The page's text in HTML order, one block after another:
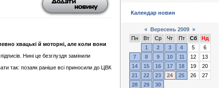
хвацькі й моторні, але коли вони
Нині це безглуздя замінили
так: позаяк раніше всі приносили до ЦВК
Календар новин
« Вересень 2009 »
Пн
Вт Ср Чт Пт Сб
Нд
1
2 3 4 5
6
7
8 9 10 11 12
13
14
15 16 17 18 19
20
21
22 23 24 25 26
27
28
29 30